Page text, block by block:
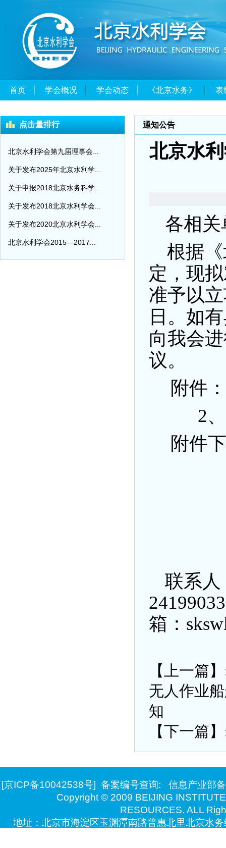
首页 学会概况 学会动态 《北京水务》 表
点击量排行
北京水利学会第九届理事会...
关于发布2025年北京水利学...
关于申报2018北京水务科学...
关于发布2018北京水利学会...
关于发布2020北京水利学会...
北京水利学会2015—2017...
通知公告
北京水
各相
根据《
定，现
准予以
日。如
向我会
议。
附件：
2、
附件
联系人
箱：
【上一篇
无人作业
知
【下一篇
[京ICP备10042538号] 备案编号查询:
信息产业部
Copyright © 2009 BEIJING
RESOURCES. ALL
地址：北京市海淀区玉渊潭南路普惠北里北京水